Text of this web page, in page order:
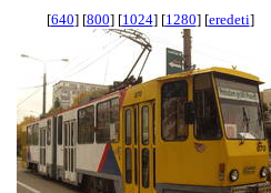
[640] [800] [1024] [1280] [eredeti]